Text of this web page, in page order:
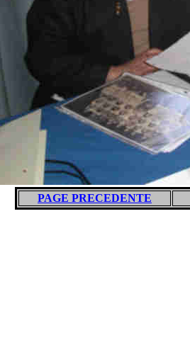
PAGE PRECEDENTE